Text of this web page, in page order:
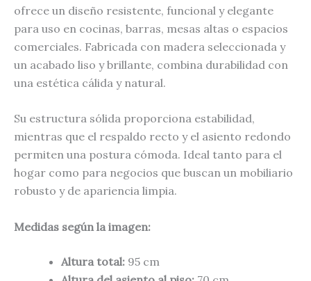
ofrece un diseño resistente, funcional y elegante
para uso en cocinas, barras, mesas altas o espacios
comerciales. Fabricada con madera seleccionada y
un acabado liso y brillante, combina durabilidad con
una estética cálida y natural.
Su estructura sólida proporciona estabilidad,
mientras que el respaldo recto y el asiento redondo
permiten una postura cómoda. Ideal tanto para el
hogar como para negocios que buscan un mobiliario
robusto y de apariencia limpia.
Medidas según la imagen:
Altura total: 95 cm